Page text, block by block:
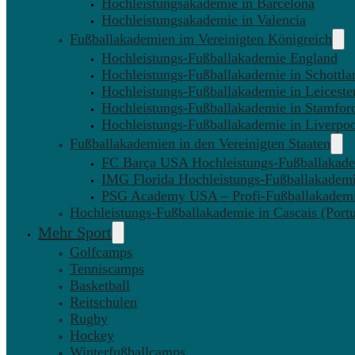
Hochleistungsakademie in Valencia
Fußballakademien im Vereinigten Königreich
Hochleistungs-Fußballakademie England
Hochleistungs-Fußballakademie in
Hochleistungs-Fußballakademie in
Hochleistungs-Fußballakademie in
Hochleistungs-Fußballakademie in
Fußballakademien in den Vereinigten Staaten
FC Barça USA Hochleistungs-
IMG Florida Hochleistungs-
PSG Academy USA – Profi-
Hochleistungs-Fußballakademie in Cascais
Mehr Sport
Golfcamps
Tenniscamps
Basketball
Reitschulen
Rugby
Hockey
Winterfußballcamps